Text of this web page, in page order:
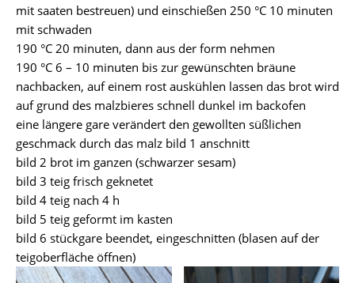
mit saaten bestreuen) und einschießen 250 °C 10 minuten
mit schwaden
190 °C 20 minuten, dann aus der form nehmen
190 °C 6 – 10 minuten bis zur gewünschten bräune
nachbacken, auf einem rost auskühlen lassen das brot wird
auf grund des malzbieres schnell dunkel im backofen
eine längere gare verändert den gewollten süßlichen
geschmack durch das malz bild 1 anschnitt
bild 2 brot im ganzen (schwarzer sesam)
bild 3 teig frisch geknetet
bild 4 teig nach 4 h
bild 5 teig geformt im kasten
bild 6 stückgare beendet, eingeschnitten (blasen auf der
teigoberfläche öffnen)